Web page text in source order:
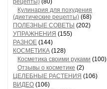
рецепты) (80)
Кулинария для похудения
(диетические рецепты) (68)
ПОЛЕЗНЫЕ СОВЕТЫ (202)
УПРАЖНЕНИЯ (155)
РАЗНОЕ (144)
КОСМЕТИКА (128)
Косметика своими руками (100)
Отзывы о косметике (2)
ЦЕЛЕБНЫЕ РАСТЕНИЯ (106)
ВИДЕО (106)